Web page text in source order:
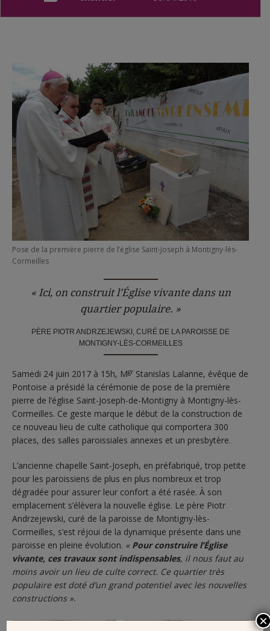
Pose de la première pierre de l’église Saint-Joseph à Montigny-lès-
Cormeilles
« Ici, on construit l’Église vivante dans un
quartier populaire. »
PÈRE PIOTR ANDRZEJEWSKI, CURÉ DE LA PAROISSE DE
MONTIGNY-LÈS-CORMEILLES
Samedi 24 juin 2017 à 15h, Mgr Stanislas Lalanne, évêque de
Pontoise a présidé la cérémonie de pose de la première
pierre de l’église Saint-Joseph-de-Montigny à Montigny-lès-
Cormeilles. Ce geste marque le début de la construction de
ce nouveau lieu de culte catholique qui comportera 300
places, des salles paroissiales annexes et un presbytère.
L’ancienne chapelle Saint-Joseph, en préfabriqué, trop petite
pour les paroissiens de plus en plus nombreux et trop
dégradée pour assurer leur confort a été rasée. À son
emplacement s’élèvera la nouvelle église. Le père Piotr
Andrzejewski, curé de la paroisse de Montigny-lès-
Cormeilles, s’est réjoui de la dynamique présente dans une
paroisse en pleine évolution. « Pour construire l’Église
vivante, ces travaux sont indispensables, il nous faut au
moins avoir un lieu de culte correct. Ce quartier très
populaire est doté d’un grand potentiel avec les nouvelles
constructions ».
×